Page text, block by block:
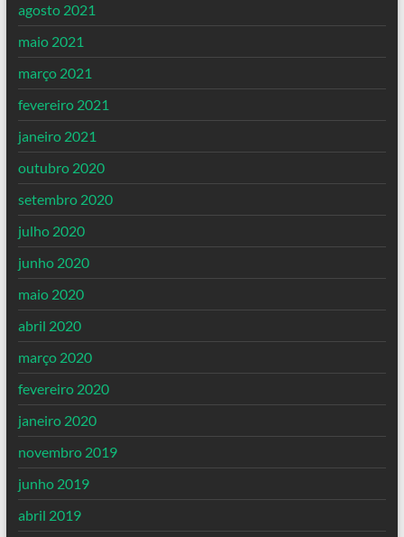
agosto 2021
maio 2021
março 2021
fevereiro 2021
janeiro 2021
outubro 2020
setembro 2020
julho 2020
junho 2020
maio 2020
abril 2020
março 2020
fevereiro 2020
janeiro 2020
novembro 2019
junho 2019
abril 2019